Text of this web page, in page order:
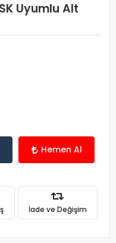
Uyumlu Alt
Hemen Al
İade ve Değişim